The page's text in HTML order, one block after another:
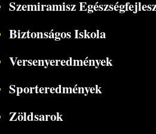
Szemiramisz
Biztonságos Iskola
Versenyeredmények
Sporteredmények
Zöldsarok